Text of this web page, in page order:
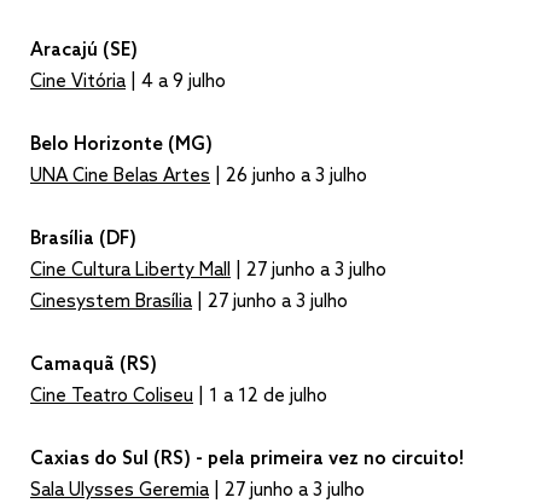
Aracajú (SE)
Cine Vitória | 4 a 9 julho
Belo Horizonte (MG)
UNA Cine Belas Artes | 26 junho a 3 julho
Brasília (DF)
Cine Cultura Liberty Mall | 27 junho a 3 julho
Cinesystem Brasília | 27 junho a 3 julho
Camaquã (RS)
Cine Teatro Coliseu | 1 a 12 de julho
Caxias do Sul (RS) - pela primeira vez no circuito!
Sala Ulysses Geremia | 27 junho a 3 julho